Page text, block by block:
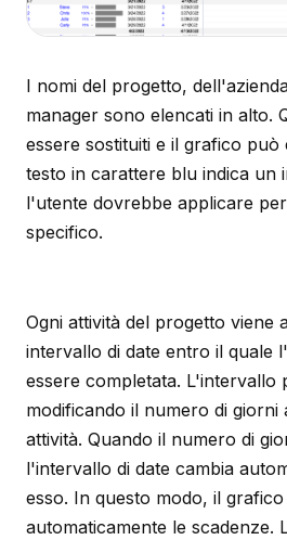
I nomi del progetto,
manager sono elencati in alto.
essere sostituiti e il grafico può
testo in carattere blu indica un
l'utente dovrebbe applicare
specifico.
Ogni attività del progetto viene
intervallo di date entro il quale
essere completata. L'intervallo
modificando il numero di giorni
attività. Quando il numero di
l'intervallo di date cambia
esso. In questo modo, il
automaticamente le scadenze.